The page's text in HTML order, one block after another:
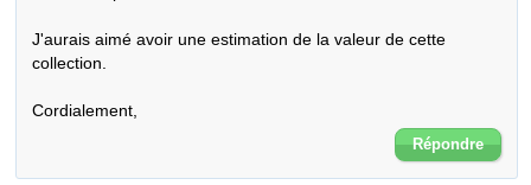
J'aurais aimé avoir une estimation de la valeur de cette
collection.
Cordialement,
Répondre